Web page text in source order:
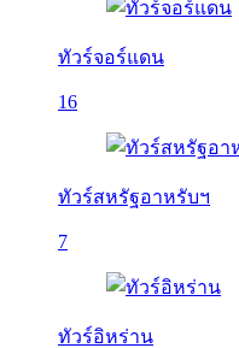
ทัวร์จอร์แดน
16
ทัวร์สหรัฐอาหรับฯ
7
ทัวร์อิหร่าน